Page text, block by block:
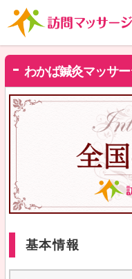
わかば鍼灸マッサ
基本情報